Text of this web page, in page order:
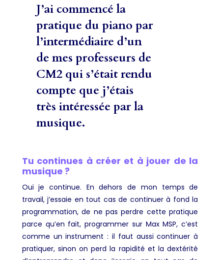
J’ai commencé la
pratique du piano par
l’intermédiaire d’un
de mes professeurs de
CM2 qui s’était rendu
compte que j’étais
très intéressée par la
musique.
Tu continues à créer et à jouer de la
musique ?
Oui je continue. En dehors de mon temps de
travail, j’essaie en tout cas de continuer à fond la
programmation, de ne pas perdre cette pratique
parce qu’en fait, programmer sur Max MSP, c’est
comme un instrument : il faut aussi continuer à
pratiquer, sinon on perd la rapidité et la dextérité